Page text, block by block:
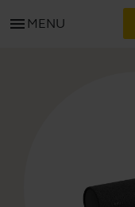
menu MENU